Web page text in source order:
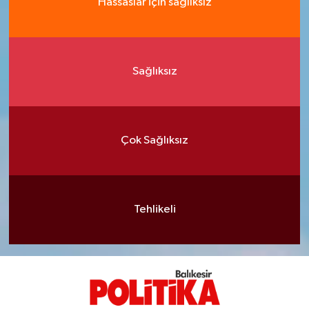
Hassaslar için sağlıksız
Sağlıksız
Çok Sağlıksız
Tehlikeli